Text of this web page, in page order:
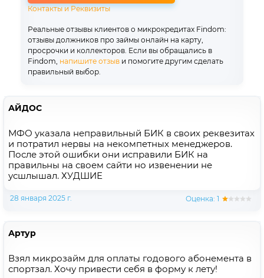
Контакты и Реквизиты
Реальные отзывы клиентов о микрокредитах Findom:
отзывы должников про займы онлайн на карту,
просрочки и коллекторов. Если вы обращались в
Findom, напишите отзыв и помогите другим сделать
правильный выбор.
АЙДОС
МФО указала неправильный БИК в своих реквезитах
и потратил нервы на некомпетных менеджеров.
После этой ошибки они исправили БИК на
правильны на своем сайти но извенении не
усшлышал. ХУДШИЕ
28 января 2025 г. Оценка: 1
Артур
Взял микрозайм для оплаты годового абонемента в
спортзал. Хочу привести себя в форму к лету!